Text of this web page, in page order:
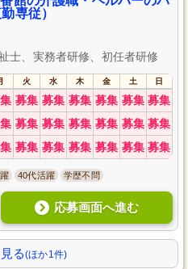
専従）
士、実務者研修、初任者研修
火 水 木 金 土 日
募集 募集 募集 募集 募集 募集
募集 募集 募集 募集 募集 募集
募集 募集 募集 募集 募集 募集
40代活躍 学歴不問
応募画面へ進む
る(ほか1件)